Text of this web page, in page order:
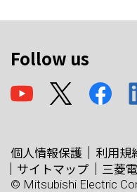
Follow us
個人情報保護 利用規
サイトマップ
三菱
© Mitsubishi Electric